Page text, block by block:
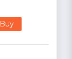
Buy